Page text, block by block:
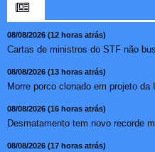
08/08/2026 (12 horas atrás)
08/08/2026 (13 horas atrás)
08/08/2026 (16 horas atrás)
08/08/2026 (17 horas atrás)